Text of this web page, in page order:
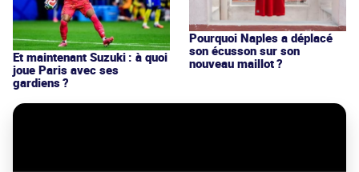
Et maintenant Suzuki : à quoi
joue Paris avec ses
gardiens ?
Pourquoi Naples a déplacé
son écusson sur son
nouveau maillot ?